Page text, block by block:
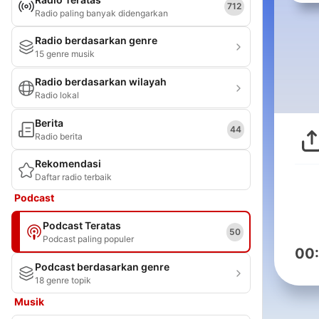
Radio paling banyak didengarkan
712
Radio berdasarkan genre
15 genre musik
Radio berdasarkan wilayah
Radio lokal
Berita
Radio berita
44
Rekomendasi
Daftar radio terbaik
Podcast
Podcast Teratas
Podcast paling populer
50
Podcast berdasarkan genre
18 genre topik
Musik